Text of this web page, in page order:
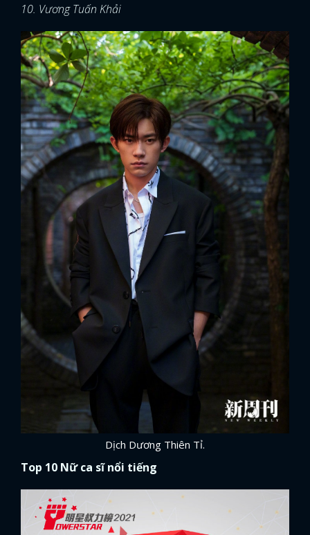
10. Vương Tuấn Khải
Dịch Dương Thiên Tỉ.
Top 10 Nữ ca sĩ nổi tiếng